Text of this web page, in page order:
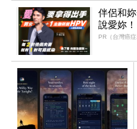
伴侶和
說愛妳！
PR（台灣癌症